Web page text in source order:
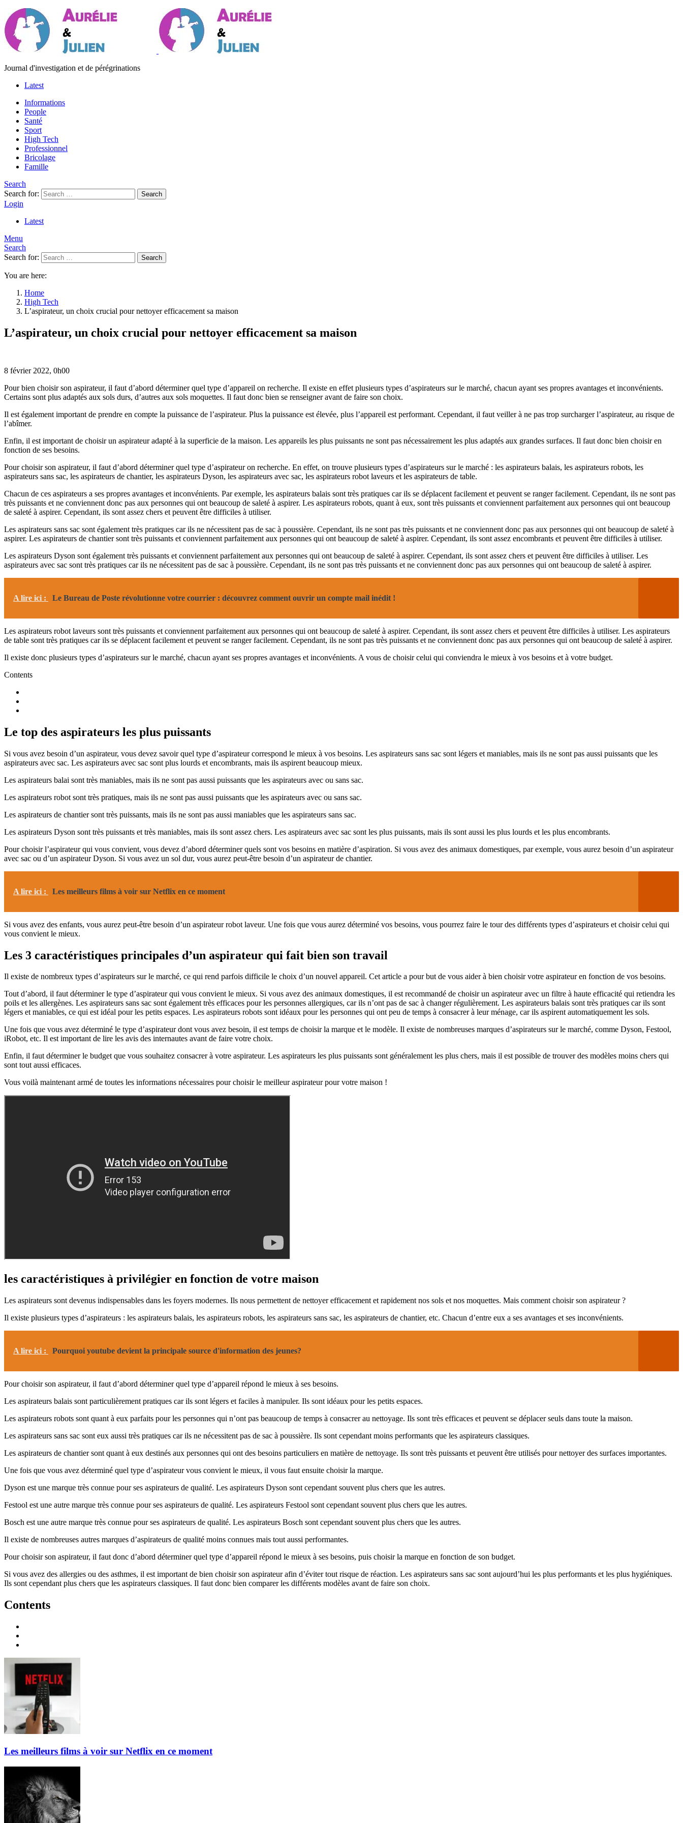
Journal d'investigation et de pérégrinations
Latest
Informations
People
Santé
Sport
High Tech
Professionnel
Bricolage
Famille
Search
Search for:
Search
Login
Latest
Menu
Search
Search for:
Search
You are here:
Home
High Tech
L’aspirateur, un choix crucial pour nettoyer efficacement sa maison
L’aspirateur, un choix crucial pour nettoyer efficacement sa maison
8 février 2022, 0h00
Pour bien choisir son aspirateur, il faut d’abord déterminer quel type d’appareil on recherche. Il existe en effet plusieurs types d’aspirateurs sur le marché, chacun ayant ses propres avantages et inconvénients.
Certains sont plus adaptés aux sols durs, d’autres aux sols moquettes. Il faut donc bien se renseigner avant de faire son choix.
Il est également important de prendre en compte la puissance de l’aspirateur. Plus la puissance est élevée, plus l’appareil est performant. Cependant, il faut veiller à ne pas trop surcharger l’aspirateur, au risque de
l’abîmer.
Enfin, il est important de choisir un aspirateur adapté à la superficie de la maison. Les appareils les plus puissants ne sont pas nécessairement les plus adaptés aux grandes surfaces. Il faut donc bien choisir en
fonction de ses besoins.
Pour choisir son aspirateur, il faut d’abord déterminer quel type d’aspirateur on recherche. En effet, on trouve plusieurs types d’aspirateurs sur le marché : les aspirateurs balais, les aspirateurs robots, les
aspirateurs sans sac, les aspirateurs de chantier, les aspirateurs Dyson, les aspirateurs avec sac, les aspirateurs robot laveurs et les aspirateurs de table.
Chacun de ces aspirateurs a ses propres avantages et inconvénients. Par exemple, les aspirateurs balais sont très pratiques car ils se déplacent facilement et peuvent se ranger facilement. Cependant, ils ne sont pas
très puissants et ne conviennent donc pas aux personnes qui ont beaucoup de saleté à aspirer. Les aspirateurs robots, quant à eux, sont très puissants et conviennent parfaitement aux personnes qui ont beaucoup
de saleté à aspirer. Cependant, ils sont assez chers et peuvent être difficiles à utiliser.
Les aspirateurs sans sac sont également très pratiques car ils ne nécessitent pas de sac à poussière. Cependant, ils ne sont pas très puissants et ne conviennent donc pas aux personnes qui ont beaucoup de saleté à
aspirer. Les aspirateurs de chantier sont très puissants et conviennent parfaitement aux personnes qui ont beaucoup de saleté à aspirer. Cependant, ils sont assez encombrants et peuvent être difficiles à utiliser.
Les aspirateurs Dyson sont également très puissants et conviennent parfaitement aux personnes qui ont beaucoup de saleté à aspirer. Cependant, ils sont assez chers et peuvent être difficiles à utiliser. Les
aspirateurs avec sac sont très pratiques car ils ne nécessitent pas de sac à poussière. Cependant, ils ne sont pas très puissants et ne conviennent donc pas aux personnes qui ont beaucoup de saleté à aspirer.
A lire ici : Le Bureau de Poste révolutionne votre courrier : découvrez comment ouvrir un compte mail inédit !
Les aspirateurs robot laveurs sont très puissants et conviennent parfaitement aux personnes qui ont beaucoup de saleté à aspirer. Cependant, ils sont assez chers et peuvent être difficiles à utiliser. Les aspirateurs
de table sont très pratiques car ils se déplacent facilement et peuvent se ranger facilement. Cependant, ils ne sont pas très puissants et ne conviennent donc pas aux personnes qui ont beaucoup de saleté à aspirer.
Il existe donc plusieurs types d’aspirateurs sur le marché, chacun ayant ses propres avantages et inconvénients. A vous de choisir celui qui conviendra le mieux à vos besoins et à votre budget.
Contents
Le top des aspirateurs les plus puissants
Si vous avez besoin d’un aspirateur, vous devez savoir quel type d’aspirateur correspond le mieux à vos besoins. Les aspirateurs sans sac sont légers et maniables, mais ils ne sont pas aussi puissants que les
aspirateurs avec sac. Les aspirateurs avec sac sont plus lourds et encombrants, mais ils aspirent beaucoup mieux.
Les aspirateurs balai sont très maniables, mais ils ne sont pas aussi puissants que les aspirateurs avec ou sans sac.
Les aspirateurs robot sont très pratiques, mais ils ne sont pas aussi puissants que les aspirateurs avec ou sans sac.
Les aspirateurs de chantier sont très puissants, mais ils ne sont pas aussi maniables que les aspirateurs sans sac.
Les aspirateurs Dyson sont très puissants et très maniables, mais ils sont assez chers. Les aspirateurs avec sac sont les plus puissants, mais ils sont aussi les plus lourds et les plus encombrants.
Pour choisir l’aspirateur qui vous convient, vous devez d’abord déterminer quels sont vos besoins en matière d’aspiration. Si vous avez des animaux domestiques, par exemple, vous aurez besoin d’un aspirateur
avec sac ou d’un aspirateur Dyson. Si vous avez un sol dur, vous aurez peut-être besoin d’un aspirateur de chantier.
A lire ici : Les meilleurs films à voir sur Netflix en ce moment
Si vous avez des enfants, vous aurez peut-être besoin d’un aspirateur robot laveur. Une fois que vous aurez déterminé vos besoins, vous pourrez faire le tour des différents types d’aspirateurs et choisir celui qui
vous convient le mieux.
Les 3 caractéristiques principales d’un aspirateur qui fait bien son travail
Il existe de nombreux types d’aspirateurs sur le marché, ce qui rend parfois difficile le choix d’un nouvel appareil. Cet article a pour but de vous aider à bien choisir votre aspirateur en fonction de vos besoins.
Tout d’abord, il faut déterminer le type d’aspirateur qui vous convient le mieux. Si vous avez des animaux domestiques, il est recommandé de choisir un aspirateur avec un filtre à haute efficacité qui retiendra les
poils et les allergènes. Les aspirateurs sans sac sont également très efficaces pour les personnes allergiques, car ils n’ont pas de sac à changer régulièrement. Les aspirateurs balais sont très pratiques car ils sont
légers et maniables, ce qui est idéal pour les petits espaces. Les aspirateurs robots sont idéaux pour les personnes qui ont peu de temps à consacrer à leur ménage, car ils aspirent automatiquement les sols.
Une fois que vous avez déterminé le type d’aspirateur dont vous avez besoin, il est temps de choisir la marque et le modèle. Il existe de nombreuses marques d’aspirateurs sur le marché, comme Dyson, Festool,
iRobot, etc. Il est important de lire les avis des internautes avant de faire votre choix.
Enfin, il faut déterminer le budget que vous souhaitez consacrer à votre aspirateur. Les aspirateurs les plus puissants sont généralement les plus chers, mais il est possible de trouver des modèles moins chers qui
sont tout aussi efficaces.
Vous voilà maintenant armé de toutes les informations nécessaires pour choisir le meilleur aspirateur pour votre maison !
les caractéristiques à privilégier en fonction de votre maison
Les aspirateurs sont devenus indispensables dans les foyers modernes. Ils nous permettent de nettoyer efficacement et rapidement nos sols et nos moquettes. Mais comment choisir son aspirateur ?
Il existe plusieurs types d’aspirateurs : les aspirateurs balais, les aspirateurs robots, les aspirateurs sans sac, les aspirateurs de chantier, etc. Chacun d’entre eux a ses avantages et ses inconvénients.
A lire ici : Pourquoi youtube devient la principale source d'information des jeunes?
Pour choisir son aspirateur, il faut d’abord déterminer quel type d’appareil répond le mieux à ses besoins.
Les aspirateurs balais sont particulièrement pratiques car ils sont légers et faciles à manipuler. Ils sont idéaux pour les petits espaces.
Les aspirateurs robots sont quant à eux parfaits pour les personnes qui n’ont pas beaucoup de temps à consacrer au nettoyage. Ils sont très efficaces et peuvent se déplacer seuls dans toute la maison.
Les aspirateurs sans sac sont eux aussi très pratiques car ils ne nécessitent pas de sac à poussière. Ils sont cependant moins performants que les aspirateurs classiques.
Les aspirateurs de chantier sont quant à eux destinés aux personnes qui ont des besoins particuliers en matière de nettoyage. Ils sont très puissants et peuvent être utilisés pour nettoyer des surfaces importantes.
Une fois que vous avez déterminé quel type d’aspirateur vous convient le mieux, il vous faut ensuite choisir la marque.
Dyson est une marque très connue pour ses aspirateurs de qualité. Les aspirateurs Dyson sont cependant souvent plus chers que les autres.
Festool est une autre marque très connue pour ses aspirateurs de qualité. Les aspirateurs Festool sont cependant souvent plus chers que les autres.
Bosch est une autre marque très connue pour ses aspirateurs de qualité. Les aspirateurs Bosch sont cependant souvent plus chers que les autres.
Il existe de nombreuses autres marques d’aspirateurs de qualité moins connues mais tout aussi performantes.
Pour choisir son aspirateur, il faut donc d’abord déterminer quel type d’appareil répond le mieux à ses besoins, puis choisir la marque en fonction de son budget.
Si vous avez des allergies ou des asthmes, il est important de bien choisir son aspirateur afin d’éviter tout risque de réaction. Les aspirateurs sans sac sont aujourd’hui les plus performants et les plus hygiéniques.
Ils sont cependant plus chers que les aspirateurs classiques. Il faut donc bien comparer les différents modèles avant de faire son choix.
Contents
Les meilleurs films à voir sur Netflix en ce moment